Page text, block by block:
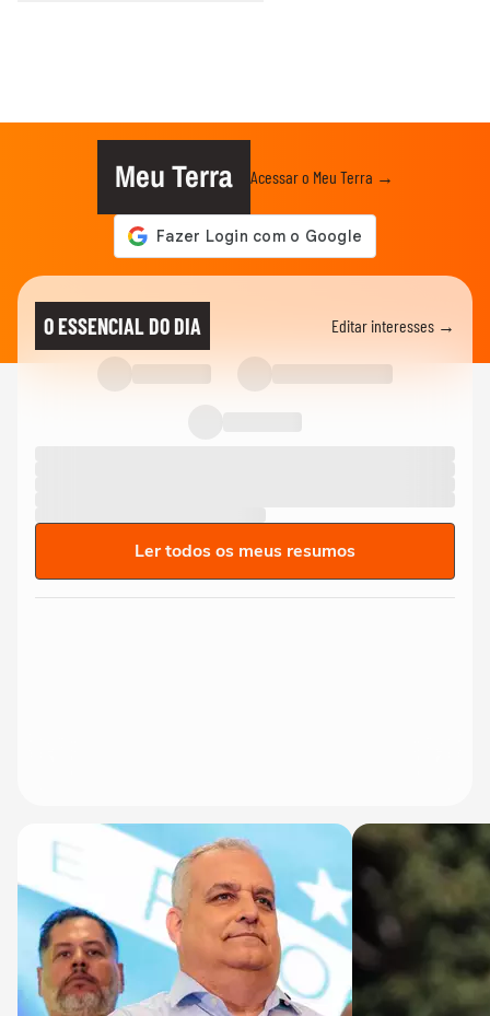
Meu Terra Acessar o Meu Terra →
O ESSENCIAL DO DIA Editar interesses →
Ler todos os meus resumos